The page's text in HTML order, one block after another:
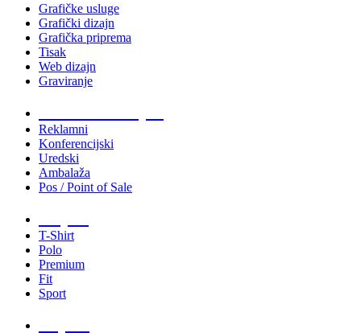
Grafičke usluge
Grafički dizajn
Grafička priprema
Tisak
Web dizajn
Graviranje
Reklamni
Konferencijski
Uredski
Ambalaža
Pos / Point of Sale
T-Shirt
Polo
Premium
Fit
Sport